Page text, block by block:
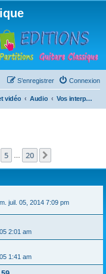
Connexion
S’enregistrer
vidéo Audio Vos interprétations musicales
5 20
juil. 05, 2014 7:09 pm
2:01 am
1:41 am